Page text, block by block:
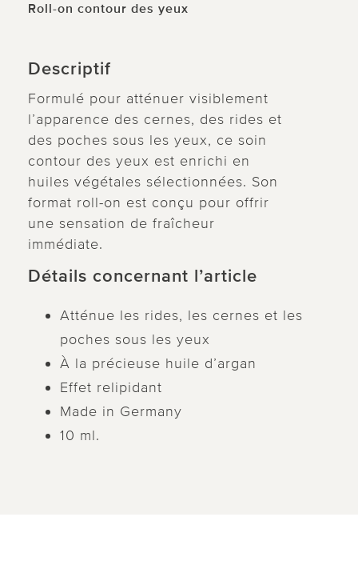
Roll-on contour des yeux
Descriptif
Formulé pour atténuer visiblement
l’apparence des cernes, des rides et
des poches sous les yeux, ce soin
contour des yeux est enrichi en
huiles végétales sélectionnées. Son
format roll-on est conçu pour offrir
une sensation de fraîcheur
immédiate.
Détails concernant l’article
Atténue les rides, les cernes et les
poches sous les yeux
À la précieuse huile d’argan
Effet relipidant
Made in Germany
10 ml.